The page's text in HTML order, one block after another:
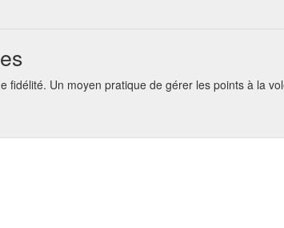
fidélité. Un moyen pratique de gérer les points à la